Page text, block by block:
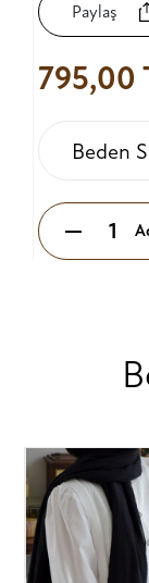
Paylaş
795,00
Beden